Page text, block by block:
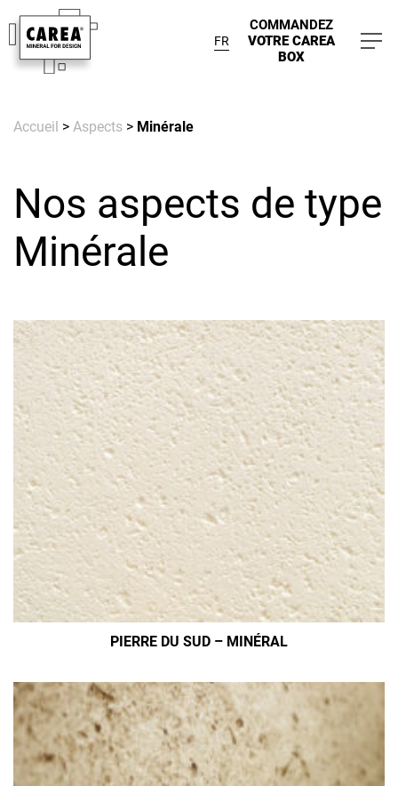
FR
COMMANDEZ
VOTRE CAREA
BOX
Accueil > Aspects > Minérale
Nos aspects de type
Minérale
PIERRE DU SUD – MINÉRAL